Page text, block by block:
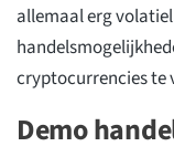
allemaal erg
cryptocurrencies te
Demo